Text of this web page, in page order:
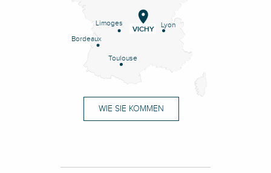
Lyon
Limoges
Bordeaux
Toulouse
VICHY
WIE SIE KOMMEN